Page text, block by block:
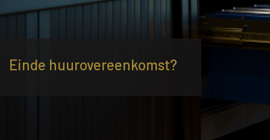
Einde huurovereenkomst?